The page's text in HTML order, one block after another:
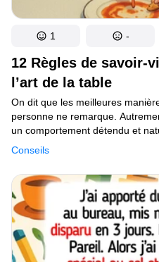
12 Règles de savoir-
l’art de la table
Conseils
On dit que les meilleures
personne ne remarque.
un comportement détendu et
démonstration intentionnelle de
règles de l’étiquette.
ces règles de savoir-vivre à
t’en seront reconnaissantes.
1 -